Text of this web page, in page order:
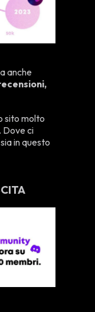
anche
sito molto
Dove ci
in questo